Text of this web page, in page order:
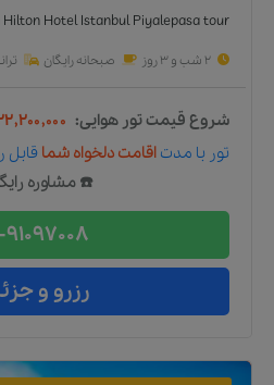
Hilton Hotel Istanbul Piyalepasa tour
2 شب و 3 روز صبحانه رایگان
شروع قیمت تور هوایی:
تور با مدت اقامت دلخواه شما قابل
☎️ مشاوره
91097008
رزرو و